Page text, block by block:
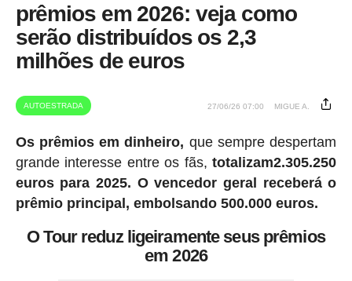
prêmios em 2026: veja como
serão distribuídos os 2,3
milhões de euros
AUTOESTRADA 27/06/26 07:00 MIGUE A.
Os prêmios em dinheiro, que sempre despertam
grande interesse entre os fãs,totalizam2.305.250
euros para 2025. O vencedor geral receberá o
prêmio principal, embolsando 500.000 euros.
O Tour reduz ligeiramente seus prêmios
em 2026